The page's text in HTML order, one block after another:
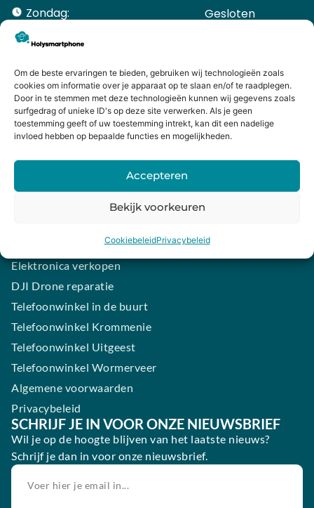
Om de beste ervaringen te bieden, gebruiken wij technologieën zoals
cookies om informatie over je apparaat op te slaan en/of te raadplegen.
Door in te stemmen met deze technologieën kunnen wij gegevens zoals
surfgedrag of unieke ID's op deze site verwerken. Als je geen
toestemming geeft of uw toestemming intrekt, kan dit een nadelige
invloed hebben op bepaalde functies en mogelijkheden.
Accepteren
Bekijk voorkeuren
CookiebeleidPrivacybeleid
Zondag:
Gesloten ​ ​ ​ ​ ​ ​ ​
ACCOUNT
Mijn Account
Bestellingen
Mijn winkelwagen
HANDIGE LINKS
Levering en retourneren
Garantie
Contact
Samsung smartphone laten maken
Elektronica verkopen
DJI Drone reparatie
Telefoonwinkel in de buurt
Telefoonwinkel Krommenie
Telefoonwinkel Uitgeest
Telefoonwinkel Wormerveer
Algemene voorwaarden
Privacybeleid
SCHRIJF JE IN VOOR ONZE NIEUWSBRIEF
Wil je op de hoogte blijven van het laatste nieuws?
Schrijf je dan in voor onze nieuwsbrief.